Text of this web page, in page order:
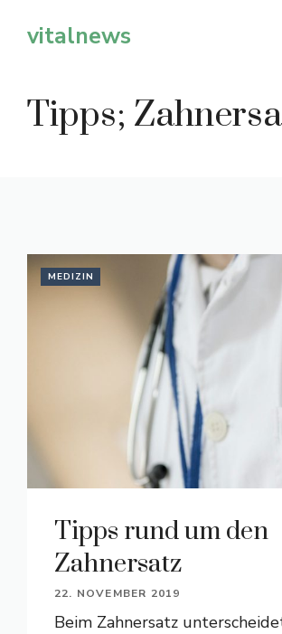
Inhaltvitalnews
Tipps;
MEDIZIN
Tipps rund um den
Zahnersatz
22. NOVEMBER 2019
Beim Zahnersatz